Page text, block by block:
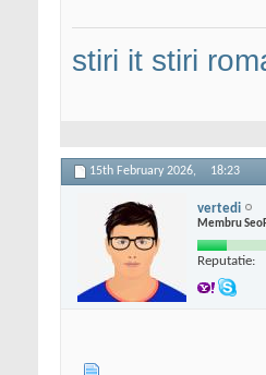
stiri it stiri
15th February 2026, 18:23
vertedi
Membru
Reputatie: